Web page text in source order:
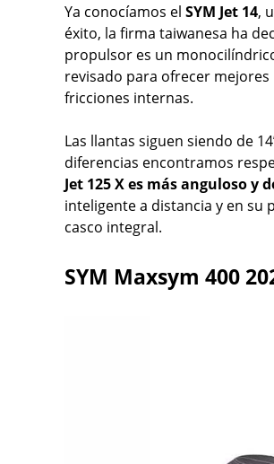
Ya conocíamos el SYM Jet 14,
éxito, la firma taiwanesa ha
propulsor es un
revisado para ofrecer
fricciones internas.
Las llantas siguen siendo de
diferencias encontramos
Jet 125 X es más anguloso y
inteligente a distancia y en su
casco integral.
SYM Maxsym 400